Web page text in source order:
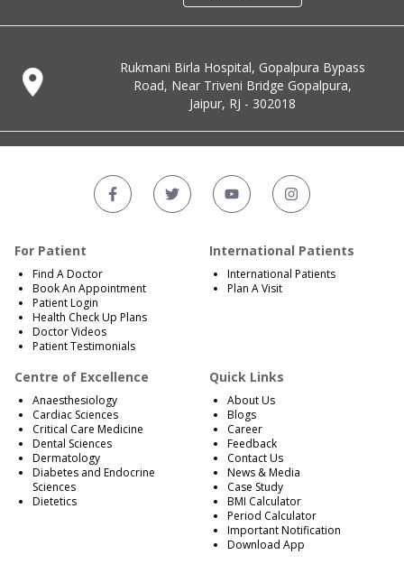
Rukmani Birla Hospital, Gopalpura Bypass
Road, Near Triveni Bridge Gopalpura,
Jaipur, RJ - 302018
For Patient
Find A Doctor
Book An Appointment
Patient Login
Health Check Up Plans
Doctor Videos
Patient Testimonials
International Patients
International Patients
Plan A Visit
Centre of Excellence
Anaesthesiology
Cardiac Sciences
Critical Care Medicine
Dental Sciences
Dermatology
Diabetes and Endocrine
Sciences
Dietetics
Quick Links
About Us
Blogs
Career
Feedback
Contact Us
News & Media
Case Study
BMI Calculator
Period Calculator
Important Notification
Download App